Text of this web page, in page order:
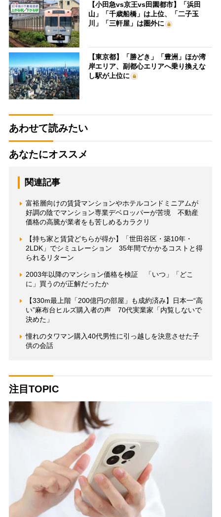
【小田急vs京王vs田園都市】「浜田
山」「千歳船橋」は上位、「二子玉
川」「三軒屋」は圏外に
【東京都】「勝どき」「豊洲」ほか湾
岸エリア、副都心エリアへ乗り換えな
し駅が上位に
あわせて読みたい
あなたにオススメ
関連記事
富裕層向けの賃貸マンションやホテルコンドミニアムが
好調の陰でマンション専業デベロッパーが苦境 不動産
価格の高騰が業者をも苦しめるカラクリ
【持ち家と賃貸どちらが得か】「世田谷区・築10年・
2LDK」でシミュレーション 35年間でかかるコストと得
られるリターン
2003年以降のマンション価格を検証 「いつ」「どこ
に」買うのが正解だったか
【330m最上階「200億円の部屋」も成約済み】日本一“高
い”麻布台ヒルズ購入者の声 70代実業家「内覧しないで
決めた」
憧れのタワマン購入40代男性に引っ越しを決意させた子
供の会話
注目TOPIC